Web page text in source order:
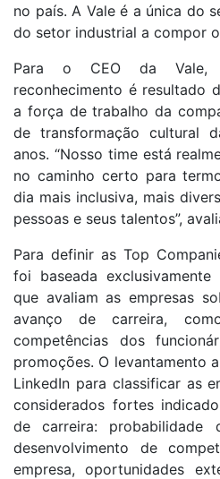
no país. A Vale é a única do
do setor industrial a compor
Para o CEO da Vale,
reconhecimento é resultado
a força de trabalho da
de transformação cultural
anos. “Nosso time está
no caminho certo para
dia mais inclusiva, mais
pessoas e seus talentos”,
Para definir as Top
foi baseada
que avaliam as empresas
avanço de carreira,
competências dos
promoções. O levantamento
LinkedIn para classificar as
considerados fortes
de carreira: probabilidade
desenvolvimento de
empresa, oportunidades